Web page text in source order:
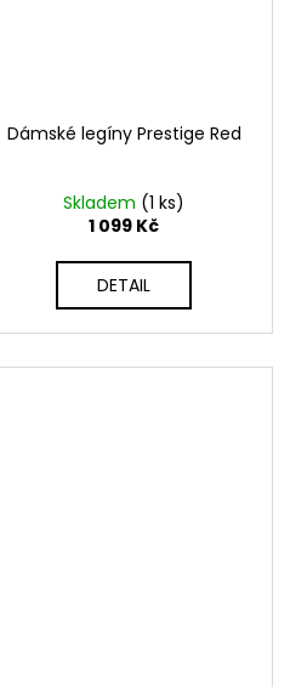
Dámské legíny Prestige Red
Skladem (1 ks)
1 099 Kč
DETAIL